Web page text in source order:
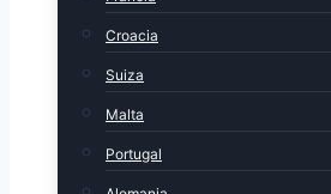
Croacia
Suiza
Malta
Portugal